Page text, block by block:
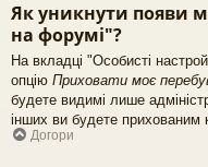
Як уникнути появи
на форумі"?
На вкладці "Особисті
опцію Приховати моє
будете видимі лише
інших ви будете прихованим
Догори